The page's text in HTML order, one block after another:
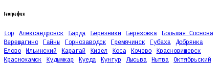
География
top Александровск Барда Березники Березовка
Большая Соснова
Верещагино
Гайны Горнозаводск Гремячинск Губаха
Добрянка
Елово
Ильинский Карагай Кизел Коса Кочево
Красновишерск
Краснокамск
Кудымкар Куеда Кунгур Лысьва Нытва
Октябрьский